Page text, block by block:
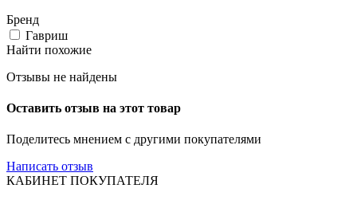
Бренд
Гавриш
Найти похожие
Отзывы не найдены
Оставить отзыв на этот товар
Поделитесь мнением с другими покупателями
Написать отзыв
КАБИНЕТ ПОКУПАТЕЛЯ